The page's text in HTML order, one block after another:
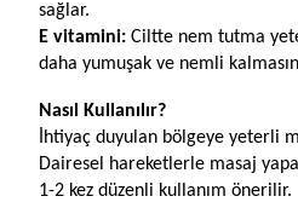
sağlar.
E vitamini: Ciltte nem tutma
daha yumuşak ve nemli
Nasıl Kullanılır?
İhtiyaç duyulan bölgeye yeterli
Dairesel hareketlerle masaj
1-2 kez düzenli kullanım önerilir.